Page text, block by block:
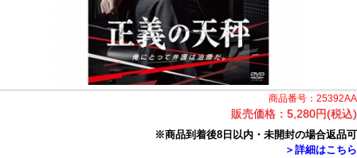
商品番号：25392AA
販売価格： 5,280円(税込)
※商品到着後8日以内・未開封の場合返品可
＞詳細はこちら